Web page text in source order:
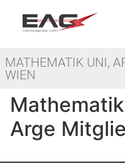
MATHEMATIK UNI,
WIEN
Arge